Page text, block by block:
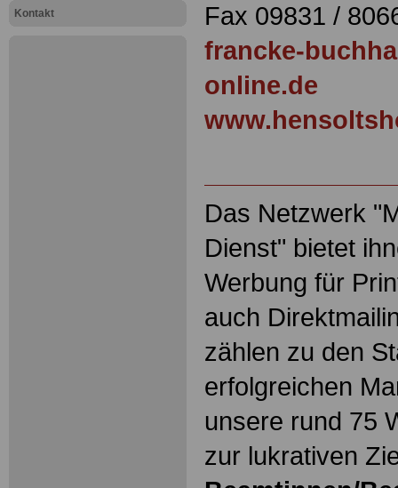
Kontakt
Fax 09831 /
francke-
online.de
Das Netzwerk
Dienst" bietet
Werbung für
auch
zählen zu den
erfolgreichen
unsere rund 75
zur lukrativen